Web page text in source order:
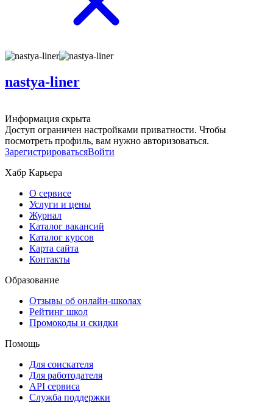
nastya-liner
Информация скрыта
Доступ ограничен настройками приватности. Чтобы
посмотреть профиль, вам нужно авторизоваться.
ЗарегистрироватьсяВойти
Хабр Карьера
О сервисе
Услуги и цены
Журнал
Каталог вакансий
Каталог курсов
Карта сайта
Контакты
Образование
Отзывы об онлайн-школах
Рейтинг школ
Промокоды и скидки
Помощь
Для соискателя
Для работодателя
API сервиса
Служба поддержки